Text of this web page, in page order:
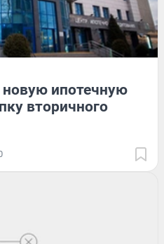
ипотечную
вторичного